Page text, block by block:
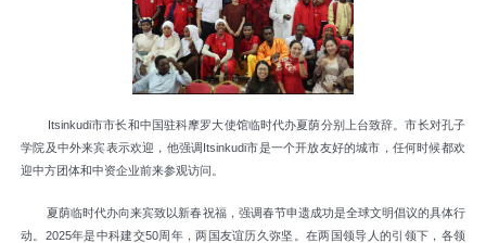
Itsinkudi市市长和中国驻科摩罗大使馆临时代办夏荫分别上台致辞。市长对孔子
学院及中外来宾表示欢迎，他强调Itsinkudi市是一个开放友好的城市，任何时候都欢
迎中方团体和中资企业前来参观访问。
夏荫临时代办向来宾致以新春祝福，强调春节申遗成功是全球文明倡议的具体行
动。2025年是中科建交50周年，两国友谊历久弥坚。在两国领导人的引领下，各领